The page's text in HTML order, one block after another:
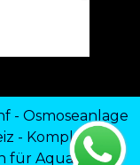
- Osmoseanlage
- Komplettes
für Aquarien